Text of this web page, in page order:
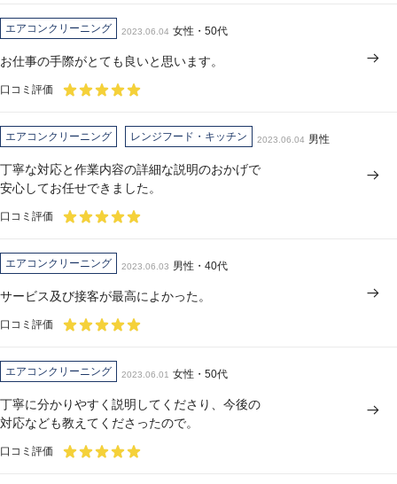
エアコンクリーニング 2023.06.04 女性・50代
お仕事の手際がとても良いと思います。
口コミ評価
エアコンクリーニング レンジフード・キッチン 2023.06.04 男性
丁寧な対応と作業内容の詳細な説明のおかげで
安心してお任せできました。
口コミ評価
エアコンクリーニング 2023.06.03 男性・40代
サービス及び接客が最高によかった。
口コミ評価
エアコンクリーニング 2023.06.01 女性・50代
丁寧に分かりやすく説明してくださり、今後の
対応なども教えてくださったので。
口コミ評価